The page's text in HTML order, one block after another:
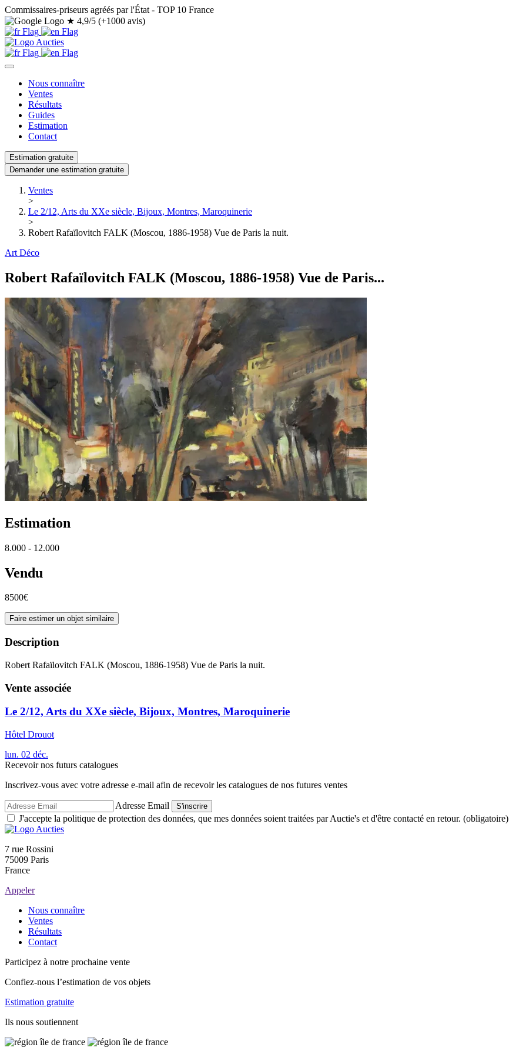
Commissaires-priseurs agréés par l'État - TOP 10 France
★ 4,9/5 (+1000 avis)
Nous connaître
Ventes
Résultats
Guides
Estimation
Contact
Estimation gratuite
Demander une estimation gratuite
Ventes
>
Le 2/12, Arts du XXe siècle, Bijoux, Montres, Maroquinerie
>
Robert Rafaïlovitch FALK (Moscou, 1886-1958) Vue de Paris la nuit.
Art Déco
Robert Rafaïlovitch FALK (Moscou, 1886-1958) Vue de Paris...
Estimation
8.000 - 12.000
Vendu
8500€
Faire estimer un objet similaire
Description
Robert Rafaïlovitch FALK (Moscou, 1886-1958) Vue de Paris la nuit.
Vente associée
Le 2/12, Arts du XXe siècle, Bijoux, Montres, Maroquinerie
Hôtel Drouot
lun. 02 déc.
Recevoir nos futurs catalogues
Inscrivez-vous avec votre adresse e-mail afin de recevoir les catalogues de nos futures ventes
Adresse Email S'inscrire
J'accepte la politique de protection des données, que mes données soient traitées par Auctie's et d'être contacté en retour. (obligatoire)
7 rue Rossini
75009 Paris
France
Appeler
Nous connaître
Ventes
Résultats
Contact
Participez à notre prochaine vente
Confiez-nous l’estimation de vos objets
Estimation gratuite
Ils nous soutiennent